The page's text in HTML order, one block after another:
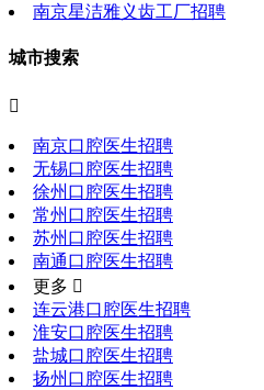
南京星洁雅义齿工厂招聘
城市搜索

南京口腔医生招聘
无锡口腔医生招聘
徐州口腔医生招聘
常州口腔医生招聘
苏州口腔医生招聘
南通口腔医生招聘
更多 
连云港口腔医生招聘
淮安口腔医生招聘
盐城口腔医生招聘
扬州口腔医生招聘